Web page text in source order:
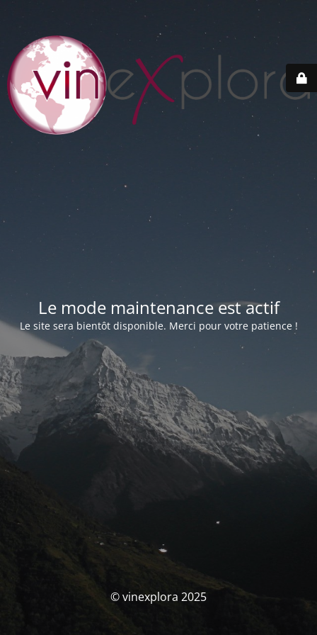
Le mode maintenance est actif
Le site sera bientôt disponible. Merci pour votre patience !
© vinexplora 2025